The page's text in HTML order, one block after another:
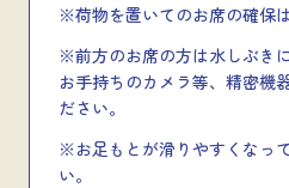
※荷物を置いてのお席の確保
※前方のお席の方は水しぶき
お手持ちのカメラ等、精密機
ださい。
※お足もとが滑りやすくなっ
い。